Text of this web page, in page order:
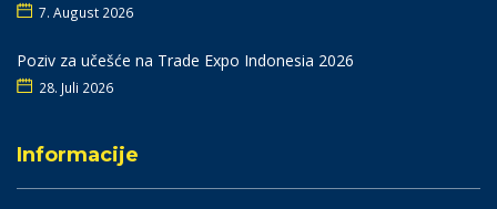
7. August 2026
Poziv za učešće na Trade Expo Indonesia 2026
28. Juli 2026
Informacije